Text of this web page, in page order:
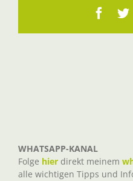
WHATSAPP-KANAL
Folge hier direkt meinem
alle wichtigen Tipps und